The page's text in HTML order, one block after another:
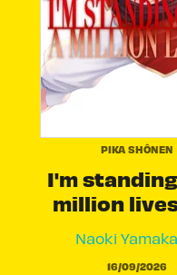
PIKA SHÔNEN
I'm
million
Naoki
16/09/2026